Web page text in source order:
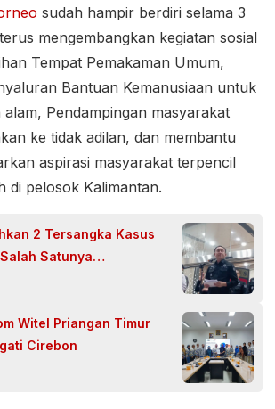
sudah hampir berdiri selama 3
mengembangkan kegiatan sosial
Tempat Pemakaman Umum,
Bantuan Kemanusiaan untuk
Pendampingan masyarakat
ke tidak adilan, dan membantu
aspirasi masyarakat terpencil
di pelosok Kalimantan.
2 Tersangka Kasus
Satunya
Dua
Witel Priangan Timur
Cirebon